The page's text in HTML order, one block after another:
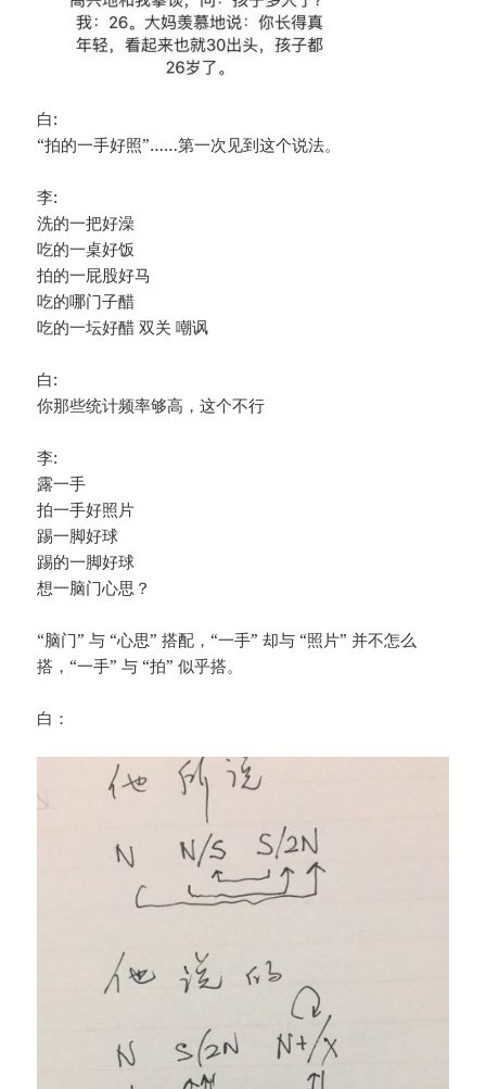
白:
“拍的一手好照”……第一次见到这个说法。
李:
洗的一把好澡
吃的一桌好饭
拍的一屁股好马
吃的哪门子醋
吃的一坛好醋 双关 嘲讽
白:
你那些统计频率够高，这个不行
李:
露一手
拍一手好照片
踢一脚好球
踢的一脚好球
想一脑门心思？
“脑门” 与 “心思” 搭配，“一手” 却与 “照片” 并不怎么
搭，“一手” 与 “拍” 似乎搭。
白：